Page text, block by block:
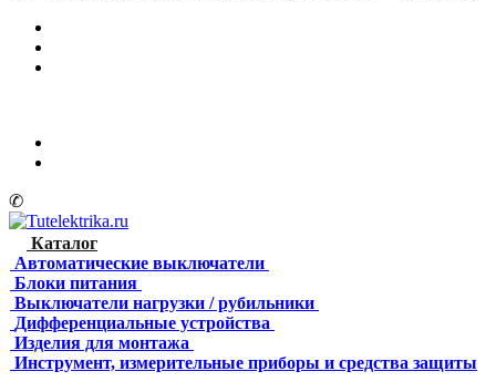
✆
Каталог
Автоматические выключатели
Блоки питания
Выключатели нагрузки / рубильники
Дифференциальные устройства
Изделия для монтажа
Инструмент, измерительные приборы и средства защиты